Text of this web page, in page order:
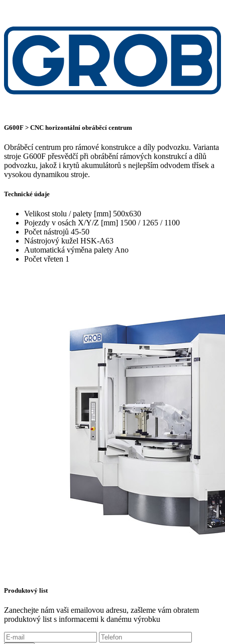
G600F > CNC horizontální obráběcí centrum
Obráběcí centrum pro rámové konstrukce a díly podvozku. Varianta
stroje G600F přesvědčí při obrábění rámových konstrukcí a dílů
podvozku, jakož i krytů akumulátorů s nejlepším odvodem třísek a
vysokou dynamikou stroje.
Technické údaje
Velikost stolu / palety [mm] 500x630
Pojezdy v osách X/Y/Z [mm] 1500 / 1265 / 1100
Počet nástrojů 45-50
Nástrojový kužel HSK-A63
Automatická výměna palety Ano
Počet vřeten 1
Produktový list
Zanechejte nám vaši emailovou adresu, zašleme vám obratem
produktový list s informacemi k danému výrobku